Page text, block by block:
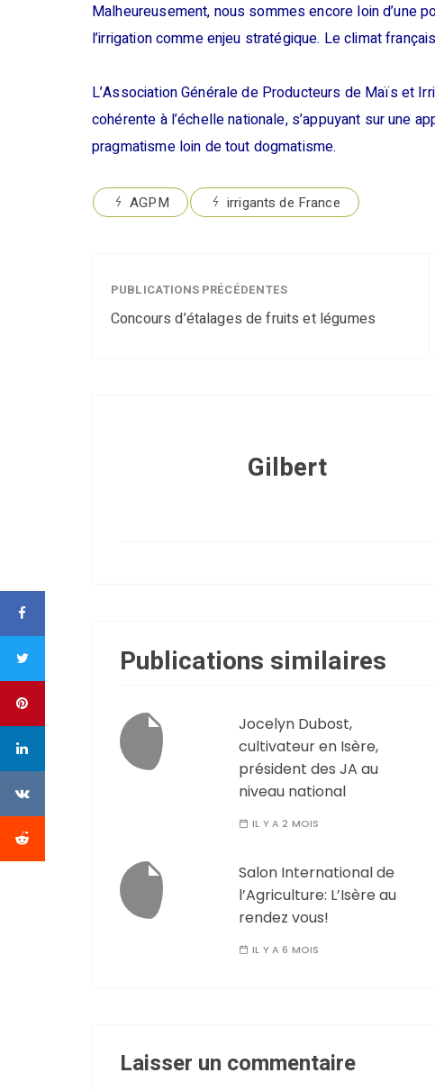
Malheureusement, nous sommes encore loin d’une
l’irrigation comme enjeu stratégique. Le climat
L’Association Générale de Producteurs de Maïs et
cohérente à l’échelle nationale, s’appuyant sur une
pragmatisme loin de tout dogmatisme.
AGPM irrigants de France
PUBLICATIONS PRÉCÉDENTES
Concours d’étalages de fruits et légumes
Gilbert
Publications similaires
Jocelyn Dubost,
cultivateur en Isère,
président des JA au
niveau national
IL Y A 2 MOIS
Salon International de
l’Agriculture: L’Isère au
rendez vous!
IL Y A 6 MOIS
Laisser un commentaire